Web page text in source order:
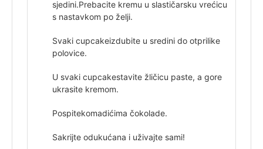
sjedini.Prebacite kremu u slastičarsku vrećicu
s nastavkom po želji.
Svaki cupcakeizdubite u sredini do otprilike
polovice.
U svaki cupcakestavite žličicu paste, a gore
ukrasite kremom.
Pospitekomadićima čokolade.
Sakrijte odukućana i uživajte sami!